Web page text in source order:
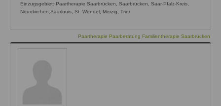
Einzugsgebiet: Paartherapie Saarbrücken, Saarbrücken, Saar-Pfalz-Kreis,
Neunkirchen,Saarlouis, St. Wendel, Merzig, Trier
Paartherapie Paarberatung Familientherapie Saarbrücken